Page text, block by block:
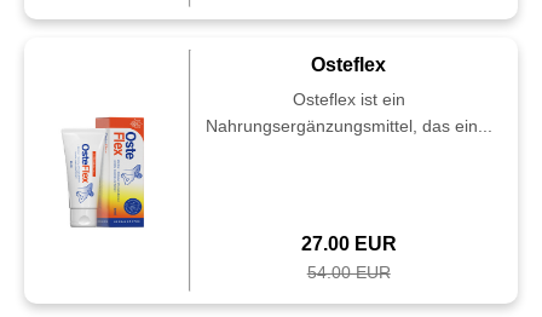
Osteflex
Osteflex ist ein
Nahrungsergänzungsmittel, das ein...
27.00 EUR
54.00 EUR